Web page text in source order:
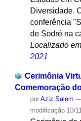
Diversidade.
conferência
de Sodré na
Localizado em
2021
Cerimônia
Comemoração
por Aziz Salem
modificação10/